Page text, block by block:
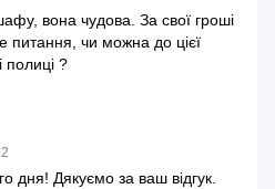
вона чудова. За свої гроші
чи можна до цієї
полиці ?
дня! Дякуємо за ваш відгук.